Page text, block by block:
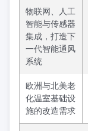
物联网、人工
智能与传感器
集成，打造下
一代智能通风
系统
欧洲与北美老
化温室基础设
施的改造需求